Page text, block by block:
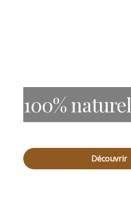
100% naturel
Découvrir